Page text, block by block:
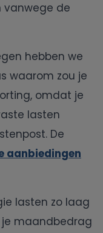
vanwege de
hebben we
waarom zou je
omdat je
lasten
De
aanbiedingen
lasten zo laag
je maandbedrag